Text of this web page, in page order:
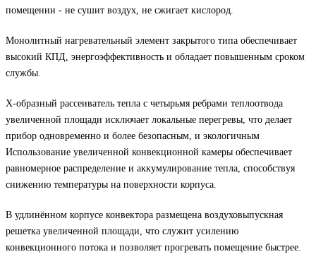
помещении - не сушит воздух, не сжигает кислород.
Монолитный нагревательный элемент закрытого типа обеспечивает
высокий КПД, энергоэффективность и обладает повышенным сроком
службы.
Х-образный рассеиватель тепла с четырьмя ребрами теплоотвода
увеличенной площади исключает локальные перегревы, что делает
прибор одновременно и более безопасным, и экологичным
Использование увеличенной конвекционной камеры обеспечивает
равномерное распределение и аккумулирование тепла, способствуя
снижению температуры на поверхности корпуса.
В удлинённом корпусе конвектора размещена воздуховыпускная
решетка увеличенной площади, что служит усилению
конвекционного потока и позволяет прогревать помещение быстрее.